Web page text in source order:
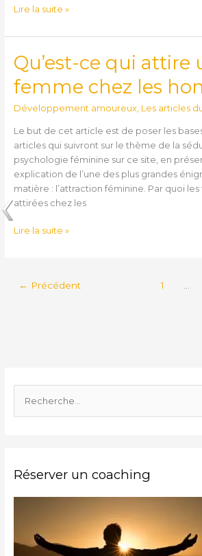
Lire la suite »
Qu’est-ce qui attire
femme chez les
Développement amoureux, Les articles
Le but de cet article est de poser les
articles qui suivront sur le thème de la
psychologie féminine sur ce site, en
explication de l’une des plus grandes
matière : l’attraction féminine. Par quoi
attirées chez les
Qu’est-
ce
qui
une
femme
chez
les
hommes
?
Lire la suite »
← Précédent 1
e
e
Réserver un coaching